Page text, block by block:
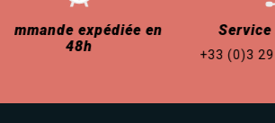
en
Service client
+33 (0)3 29 33 23 37